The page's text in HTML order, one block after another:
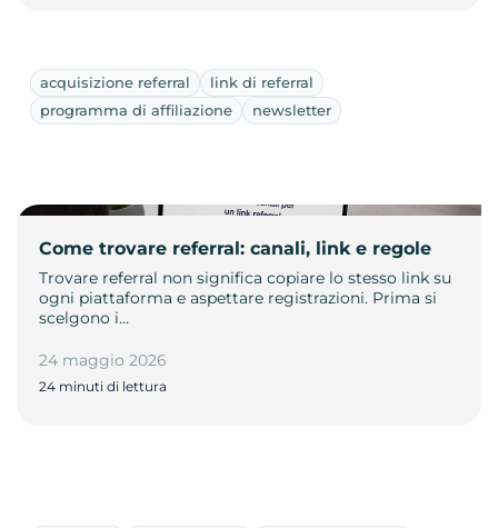
acquisizione referral
link di referral
programma di affiliazione
newsletter
Come trovare referral: canali, link e regole
Trovare referral non significa copiare lo stesso link su
ogni piattaforma e aspettare registrazioni. Prima si
scelgono i…
24 maggio 2026
24 minuti di lettura